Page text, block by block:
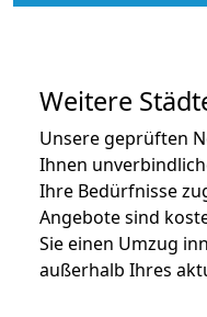
Weitere
Unsere geprüften
Ihnen
Ihre Bedürfnisse
Angebote sind
Sie einen Umzug
außerhalb Ihres